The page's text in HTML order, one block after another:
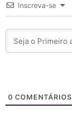
Inscreva-se
0 COMENTÁRIOS